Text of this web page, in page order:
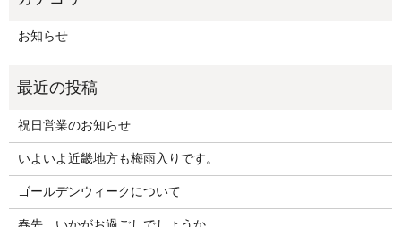
お知らせ
祝日営業のお知らせ
いよいよ近畿地方も梅雨入りです。
ゴールデンウィークについて